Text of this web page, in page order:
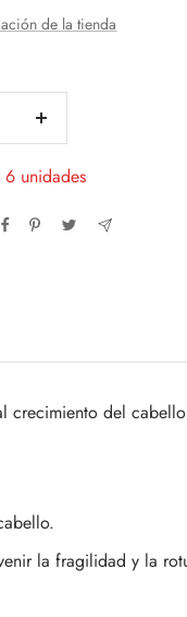
de la tienda
Aumentar
unidades
crecimiento del cabello
la fragilidad y la